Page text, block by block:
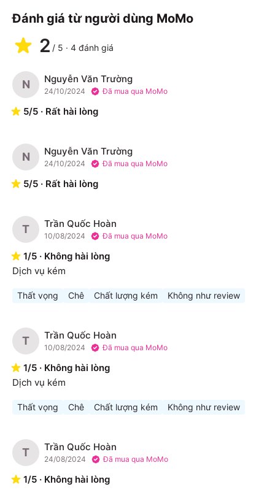
Đánh giá từ người dùng MoMo
2 / 5 · 4 đánh giá
N Nguyễn Văn Trường
24/10/2024 Đã mua qua MoMo
5/5 · Rất hài lòng
N Nguyễn Văn Trường
24/10/2024 Đã mua qua MoMo
5/5 · Rất hài lòng
T Trần Quốc Hoàn
10/08/2024 Đã mua qua MoMo
1/5 · Không hài lòng
Dịch vụ kém
Thất vọng Chê Chất lượng kém Không như review
T Trần Quốc Hoàn
10/08/2024 Đã mua qua MoMo
1/5 · Không hài lòng
Dịch vụ kém
Thất vọng Chê Chất lượng kém Không như review
T Trần Quốc Hoàn
24/08/2024 Đã mua qua MoMo
1/5 · Không hài lòng